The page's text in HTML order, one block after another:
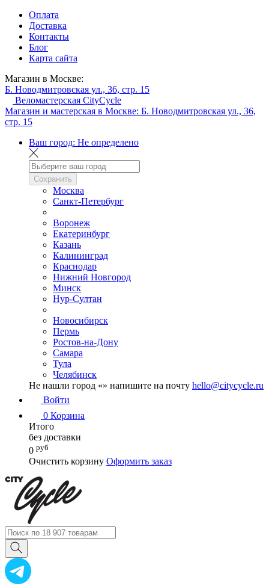
Оплата
Доставка
Контакты
Блог
Карта сайта
Магазин в Москве:
Б. Новодмитровская ул., 36, стр. 15
Веломастерская CityCycle
Магазин и мастерская в Москве: Б. Новодмитровская ул., 36,
стр. 15
Ваш город: Не определено
Сохранить
Москва
Санкт-Петербург
Воронеж
Екатеринбург
Казань
Калининград
Краснодар
Нижний Новгород
Минск
Нур-Султан
Новосибирск
Пермь
Ростов-на-Дону
Самара
Тула
Челябинск
Не нашли город «» напишите на почту hello@citycycle.ru
Войти
0 Корзина
Итого
без доставки
0 руб
Очистить корзину Оформить заказ